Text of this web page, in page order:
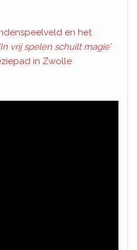
en het
‘In vrij spelen schuilt magie’
in Zwolle